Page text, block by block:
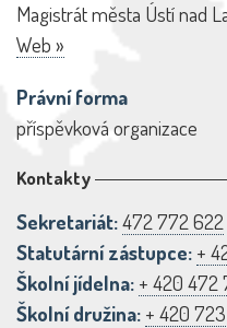
Magistrát města Ústí nad
Web »
Právní forma
příspěvková organizace
Kontakty
Sekretariát:472 772 622
Statutární zástupce: +
Školní jídelna: + 420 472
Školní družina: + 420